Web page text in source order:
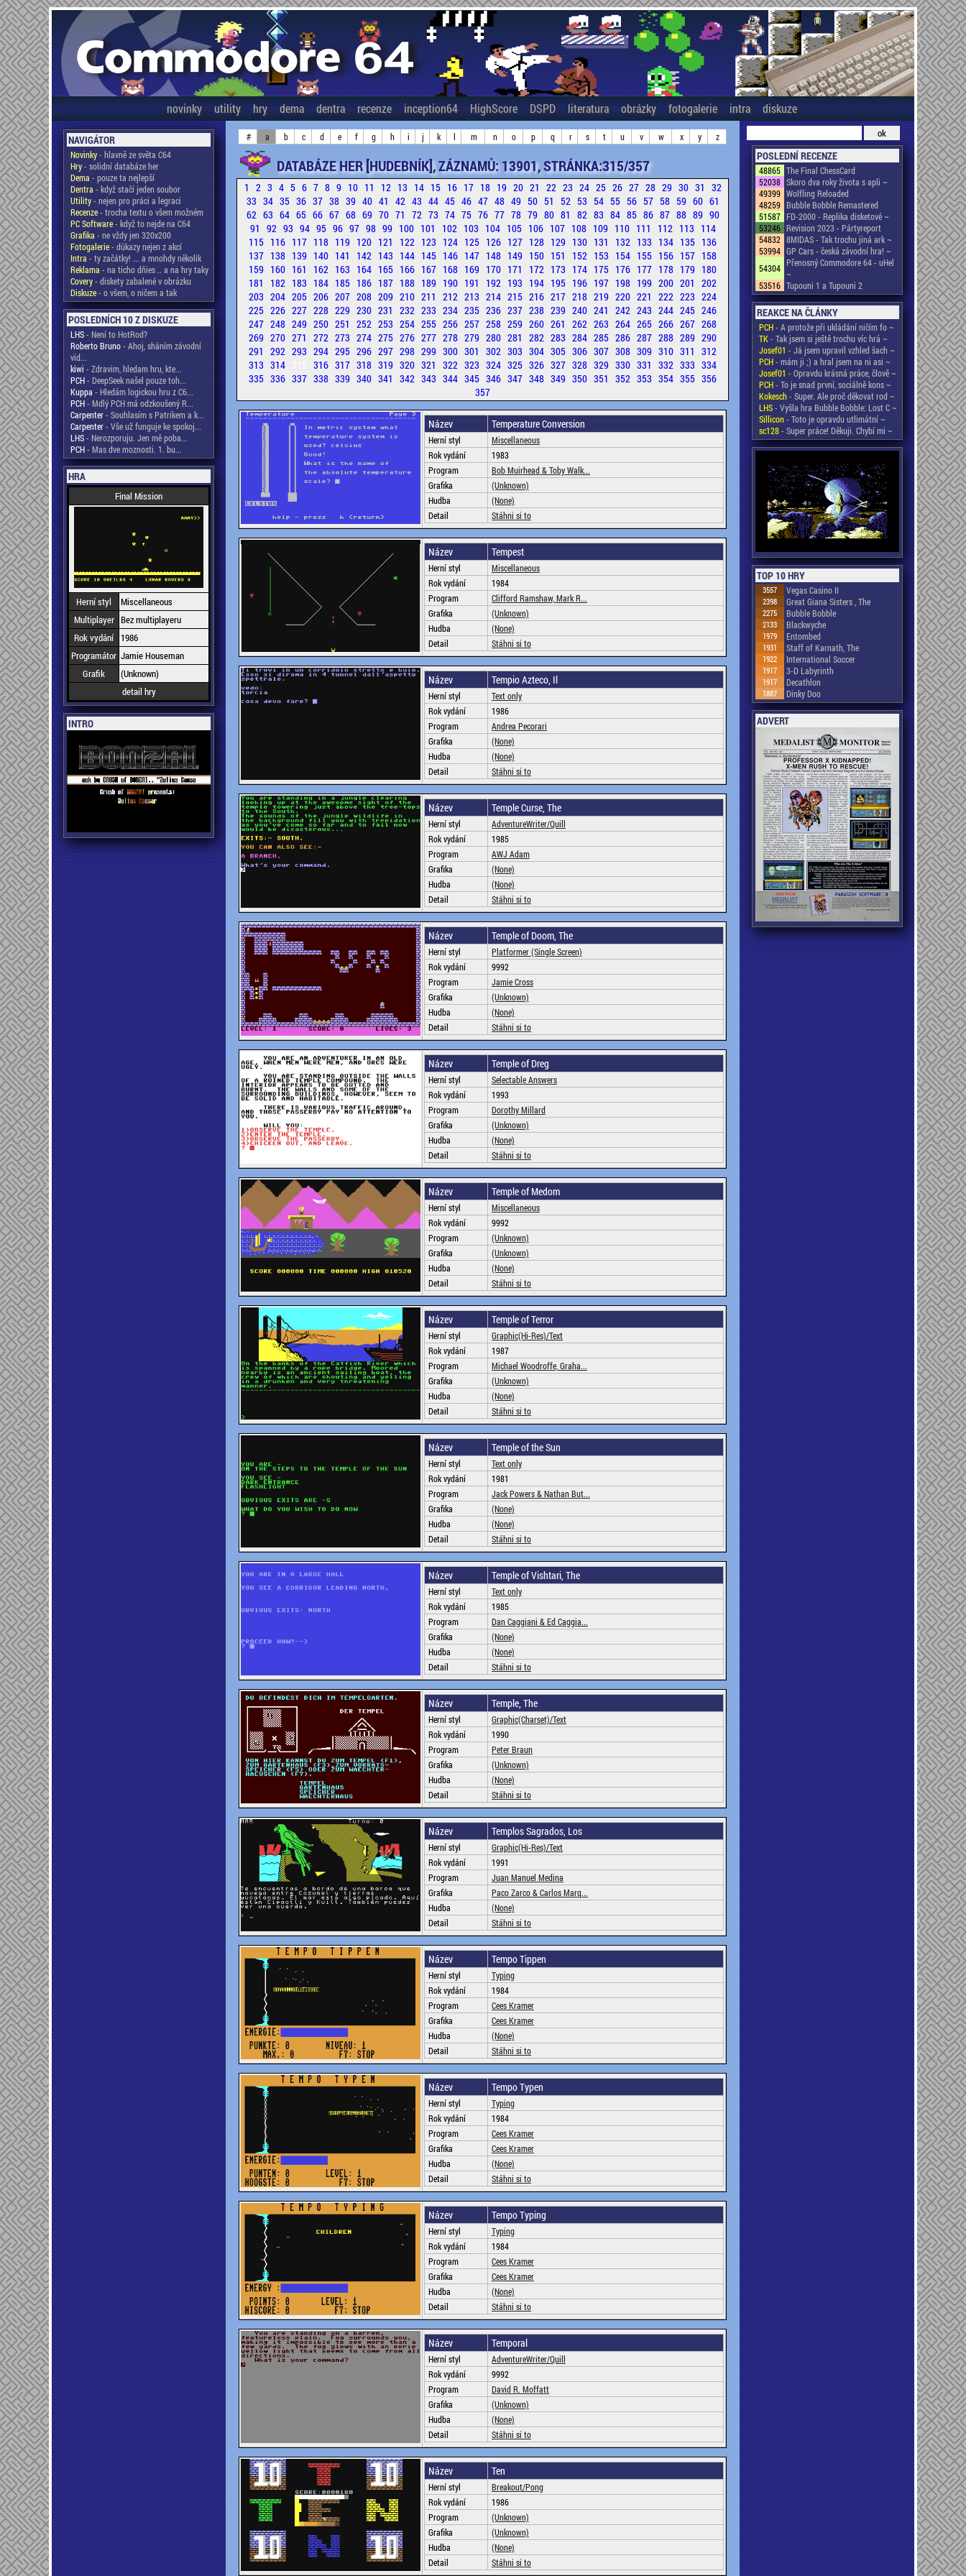
novinky utility hry dema dentra recenze inception64 HighScore DSPD literatura obrázky fotogalerie intra diskuze
NAVIGÁTOR
Novinky- hlavně ze světa C64
Hry- solidní databáze her
Dema - pouze ta nejlepší
Dentra - když stačí jeden soubor
Utility- nejen pro práci a legraci
Recenze- trocha textu o všem možném
PC Software- když to nejde na C64
Grafika - ne vždy jen 320x200
Fotogalerie- důkazy nejen z akcí
Intra - ty začátky! ... a mnohdy několik
Reklama - na ticho dňies .. a na hry taky
Covery- diskety zabalené v obrázku
Diskuze- o všem, o ničem a tak
POSLEDNÍCH 10 Z DISKUZE
LHS- Není to HotRod?
Roberto Bruno- Ahoj, sháním závodní
vid...
kiwi - Zdravim, hledam hru, kte...
PCH- DeepSeek našel pouze toh...
Kuppa - Hledám logickou hru z C6...
PCH- Mdlý PCH má odzkoušený R...
Carpenter- Souhlasím s Patrikem a k...
Carpenter- Vše už funguje ke spokoj...
LHS- Nerozporuju. Jen mě poba...
PCH- Mas dve moznosti. 1. bu...
HRA
Final Mission
Herní styl
Miscellaneous
Multiplayer Bez multiplayeru
Rok vydání
1986
Programátor Jamie Houseman
Grafik
(Unknown)
detail hry
INTRO
# a b c d e f g h i j k l m n o p q r s t u v w x y z
DATABÁZE HER [HUDEBNÍK], ZÁZNAMŮ: 13901, STRÁNKA:315/357
1 2 3 4 5 6 7 8 9 10 11 12 13 14 15 16 17 18 19 20 21 22 23 24 25 26 27 28 29 30 31 32
33 34 35 36 37 38 39 40 41 42 43 44 45 46 47 48 49 50 51 52 53 54 55 56 57 58 59 60 61
62 63 64 65 66 67 68 69 70 71 72 73 74 75 76 77 78 79 80 81 82 83 84 85 86 87 88 89 90
91 92 93 94 95 96 97 98 99 100 101 102 103 104 105 106 107 108 109 110 111 112 113 114
115 116 117 118 119 120 121 122 123 124 125 126 127 128 129 130 131 132 133 134 135 136
137 138 139 140 141 142 143 144 145 146 147 148 149 150 151 152 153 154 155 156 157 158
159 160 161 162 163 164 165 166 167 168 169 170 171 172 173 174 175 176 177 178 179 180
181
182 183 184 185 186 187 188 189 190 191 192 193 194 195 196 197 198 199 200 201 202
203 204 205 206 207 208 209 210 211 212 213 214 215 216 217 218 219 220 221 222 223 224
225 226 227 228 229 230 231 232 233 234 235 236 237 238 239 240 241 242 243 244 245 246
247 248 249 250 251 252 253 254 255 256 257 258 259 260 261 262 263 264 265 266 267 268
269 270 271 272 273 274 275 276 277 278 279 280 281 282 283 284 285 286 287 288 289 290
291 292 293 294 295 296 297 298 299 300 301 302 303 304 305 306 307 308 309 310 311 312
313 314 316 317 318 319 320 321 322 323 324 325 326 327 328 329 330 331 332 333 334
335 336 337 338 339 340 341 342 343 344 345 346 347 348 349 350 351 352 353 354 355 356
357
Název Temperature Conversion
Herní styl
Miscellaneous
Rok vydání
1983
Program
Bob Muirhead & Toby Walk...
Grafika
(Unknown)
Hudba
(None)
Detail
Stáhni si to
Název Tempest
Herní styl
Miscellaneous
Rok vydání
1984
Program
Clifford Ramshaw, Mark R...
Grafika
(Unknown)
Hudba
(None)
Detail
Stáhni si to
Název Tempio Azteco, Il
Herní styl
Text only
Rok vydání
1986
Program
Andrea Pecorari
Grafika
(None)
Hudba
(None)
Detail
Stáhni si to
Název Temple Curse, The
Herní styl
AdventureWriter/Quill
Rok vydání
1985
Program
AWJ Adam
Grafika
(None)
Hudba
(None)
Detail
Stáhni si to
Název Temple of Doom, The
Herní styl
Platformer (Single Screen)
Rok vydání
9992
Program
Jamie Cross
Grafika
(Unknown)
Hudba
(None)
Detail
Stáhni si to
Název Temple of Dreg
Herní styl
Selectable Answers
Rok vydání
1993
Program
Dorothy Millard
Grafika
(Unknown)
Hudba
(None)
Detail
Stáhni si to
Název Temple of Medom
Herní styl
Miscellaneous
Rok vydání
9992
Program
(Unknown)
Grafika
(Unknown)
Hudba
(None)
Detail
Stáhni si to
Název Temple of Terror
Herní styl
Graphic(Hi-Res)/Text
Rok vydání
1987
Program
Michael Woodroffe, Graha...
Grafika
(Unknown)
Hudba
(None)
Detail
Stáhni si to
Název Temple of the Sun
Herní styl
Text only
Rok vydání
1981
Program
Jack Powers & Nathan But...
Grafika
(None)
Hudba
(None)
Detail
Stáhni si to
Název Temple of Vishtari, The
Herní styl
Text only
Rok vydání
1985
Program
Dan Caggiani & Ed Caggia...
Grafika
(None)
Hudba
(None)
Detail
Stáhni si to
Název Temple, The
Herní styl
Graphic(Charset)/Text
Rok vydání
1990
Program
Peter Braun
Grafika
(Unknown)
Hudba
(None)
Detail
Stáhni si to
Název Templos Sagrados, Los
Herní styl
Graphic(Hi-Res)/Text
Rok vydání
1991
Program
Juan Manuel Medina
Grafika
Paco Zarco & Carlos Marq...
Hudba
(None)
Detail
Stáhni si to
Název Tempo Tippen
Herní styl
Typing
Rok vydání
1984
Program
Cees Kramer
Grafika
Cees Kramer
Hudba
(None)
Detail
Stáhni si to
Název Tempo Typen
Herní styl
Typing
Rok vydání
1984
Program
Cees Kramer
Grafika
Cees Kramer
Hudba
(None)
Detail
Stáhni si to
Název Tempo Typing
Herní styl
Typing
Rok vydání
1984
Program
Cees Kramer
Grafika
Cees Kramer
Hudba
(None)
Detail
Stáhni si to
Název Temporal
Herní styl
AdventureWriter/Quill
Rok vydání
9992
Program
David R. Moffatt
Grafika
(Unknown)
Hudba
(None)
Detail
Stáhni si to
Název Ten
Herní styl
Breakout/Pong
Rok vydání
1986
Program
(Unknown)
Grafika
(Unknown)
Hudba
(None)
Detail
Stáhni si to
POSLEDNÍ RECENZE
48865 The Final ChessCard
52038 Skoro dva roky života s apli ~
49399 Wolfling Reloaded
48259 Bubble Bobble Remastered
51587 FD-2000 - Replika disketové ~
53246 Revision 2023 - Pártyreport
54832 8MIDAS - Tak trochu jiná ark ~
53994 GP Cars - česká závodní hra! ~
54304 Přenosný Commodore 64 - uHel
~
53516 Tupouni 1 a Tupouni 2
REAKCE NA ČLÁNKY
PCH- A protože při ukládání ničím fo ~
TK- Tak jsem si ještě trochu víc hrá ~
Josef01 - Já jsem upravil vzhled šach ~
PCH- mám ji ;) a hral jsem na ni asi ~
Josef01 - Opravdu krásná práce, člově ~
PCH- To je snad první, sociálně kons ~
Kokesch- Super. Ale proč děkovat rod ~
LHS- Vyšla hra Bubble Bobble: Lost C ~
Sillicon- Toto je opravdu utlimátní ~
sc128- Super práce! Děkuji. Chybí mi ~
TOP 10 HRY
3557 Vegas Casino II
2398 Great Giana Sisters , The
2275 Bubble Bobble
2133 Blackwyche
1979 Entombed
1931 Staff of Karnath, The
1922 International Soccer
1917 3-D Labyrinth
1917 Decathlon
1887 Dinky Doo
ADVERT